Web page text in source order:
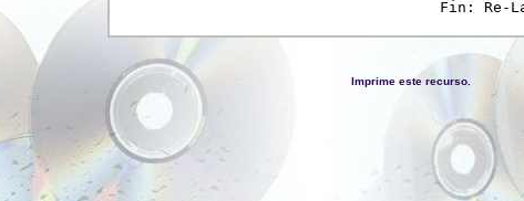
Imprime este recurso.